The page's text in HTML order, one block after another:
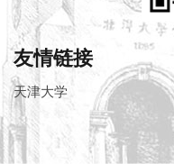
友情链接
天津大学